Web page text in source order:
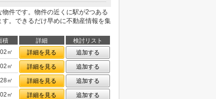
件です。物件の近くに駅が2つある
。できるだけ早めに不動産情報を集
積 詳細
検討リスト
㎡ 詳細を見る
追加する
㎡ 詳細を見る
追加する
㎡ 詳細を見る
追加する
㎡ 詳細を見る
追加する